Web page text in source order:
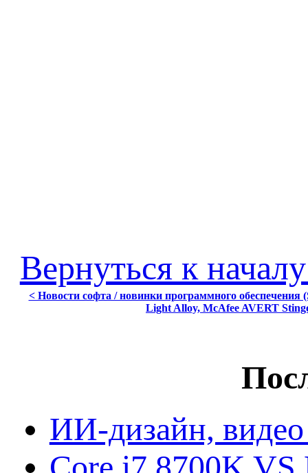
Вернуться к
< Новости софта / новинки программного обеспечения
Light Alloy, McAfee AVERT
ИИ-дизайн,